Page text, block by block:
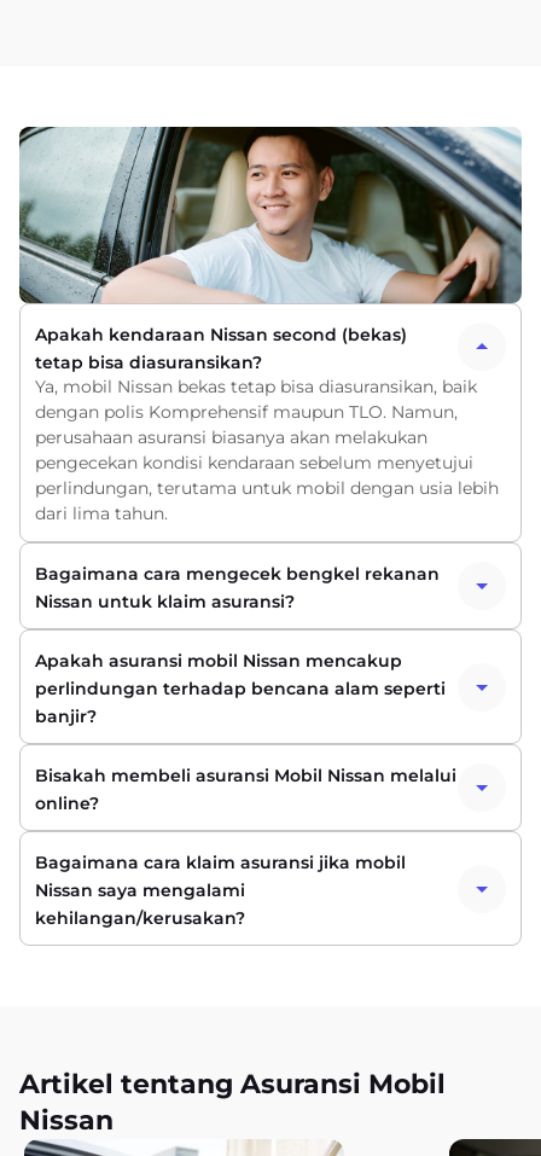
Apakah kendaraan Nissan second (bekas)
tetap bisa diasuransikan?
Ya, mobil Nissan bekas tetap bisa diasuransikan, baik
dengan polis Komprehensif maupun TLO. Namun,
perusahaan asuransi biasanya akan melakukan
pengecekan kondisi kendaraan sebelum menyetujui
perlindungan, terutama untuk mobil dengan usia lebih
dari lima tahun.
Bagaimana cara mengecek bengkel rekanan
Nissan untuk klaim asuransi?
Apakah asuransi mobil Nissan mencakup
perlindungan terhadap bencana alam seperti
banjir?
Bisakah membeli asuransi Mobil Nissan melalui
online?
Bagaimana cara klaim asuransi jika mobil
Nissan saya mengalami
kehilangan/kerusakan?
Artikel tentang Asuransi Mobil
Nissan